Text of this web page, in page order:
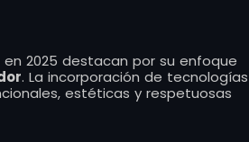
2025 destacan por su enfoque
. La incorporación de tecnologías
estéticas y respetuosas